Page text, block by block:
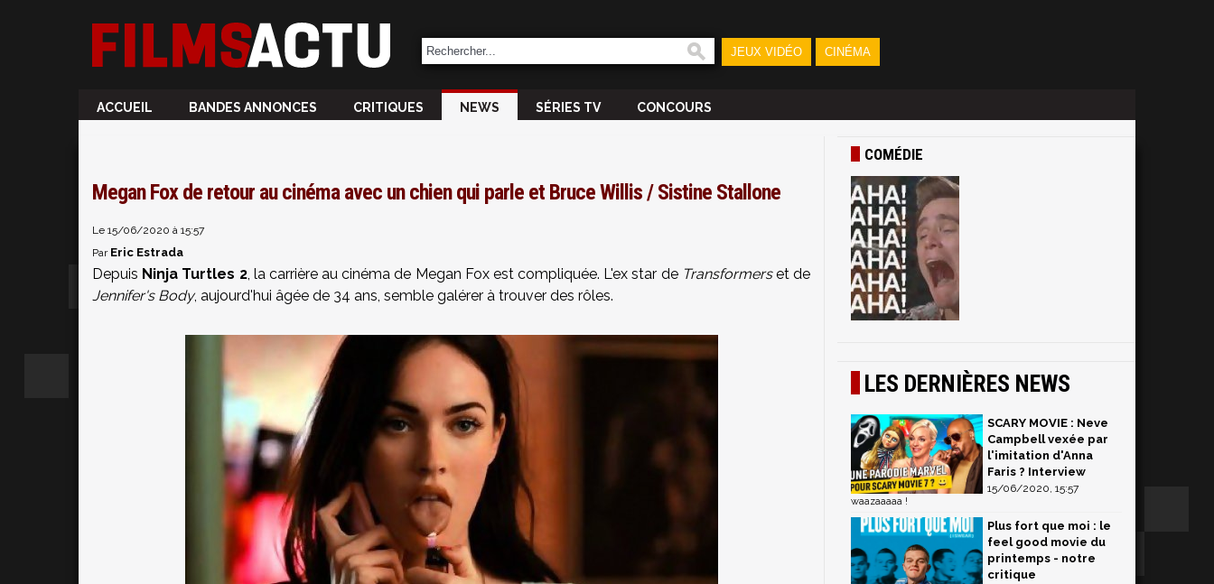
JEUX VIDÉO CINÉMA
ACCUEIL BANDES ANNONCES CRITIQUES NEWS SÉRIES TV CONCOURS
Megan Fox de retour au cinéma avec un chien qui parle et Bruce Willis / Sistine Stallone
Le 15/06/2020 à 15:57
Par Eric Estrada
Depuis Ninja Turtles 2, la carrière au cinéma de Megan Fox est compliquée. L'ex star de Transformerset de
Jennifer's Body, aujourd'hui âgée de 34 ans, semble galérer à trouver des rôles.
COMÉDIE
LES DERNIÈRES NEWS
SCARY MOVIE : Neve
Campbell vexée par
l'imitation d'Anna
Faris ? Interview
15/06/2020, 15:57
waazaaaaa !
Plus fort que moi : le
feel good movie du
printemps - notre
critique